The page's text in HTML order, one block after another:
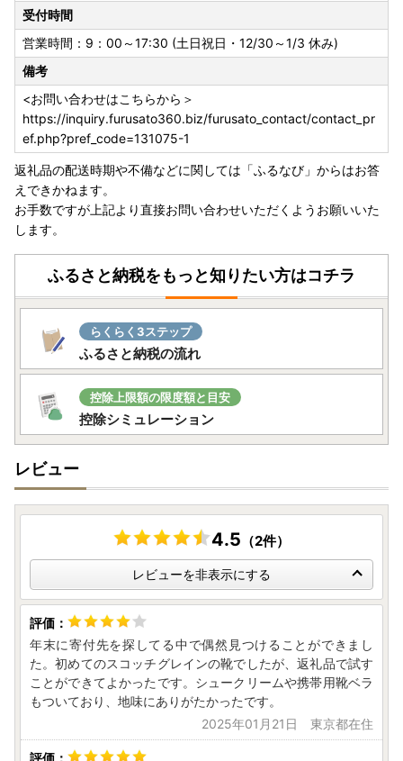
受付時間
営業時間：9：00～17:30 (土日祝日・12/30～1/3 休み)
備考
<お問い合わせはこちらから＞
https://inquiry.furusato360.biz/furusato_contact/contact_pr
ef.php?pref_code=131075-1
返礼品の配送時期や不備などに関しては「ふるなび」からはお答
えできかねます。
お手数ですが上記より直接お問い合わせいただくようお願いいた
します。
ふるさと納税をもっと知りたい方はコチラ
らくらく3ステップ
ふるさと納税の流れ
控除上限額の限度額と目安
控除シミュレーション
レビュー
4.5 （2件）
レビューを非表示にする
年末に寄付先を探してる中で偶然見つけることができまし
た。初めてのスコッチグレインの靴でしたが、返礼品で試す
ことができてよかったです。シュークリームや携帯用靴ベラ
もついており、地味にありがたかったです。
2025年01月21日 東京都在住